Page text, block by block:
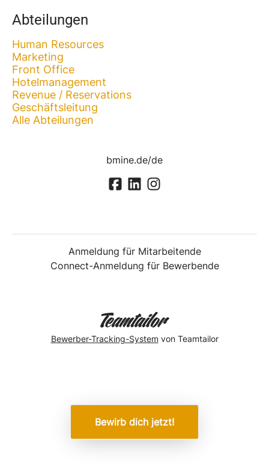
Bewirb dich jetzt!
Abteilungen
Human Resources
Marketing
Front Office
Hotelmanagement
Revenue / Reservations
Geschäftsleitung
Alle Abteilungen
bmine.de/de
Anmeldung für Mitarbeitende
Connect-Anmeldung für Bewerbende
Bewerber-Tracking-System von Teamtailor